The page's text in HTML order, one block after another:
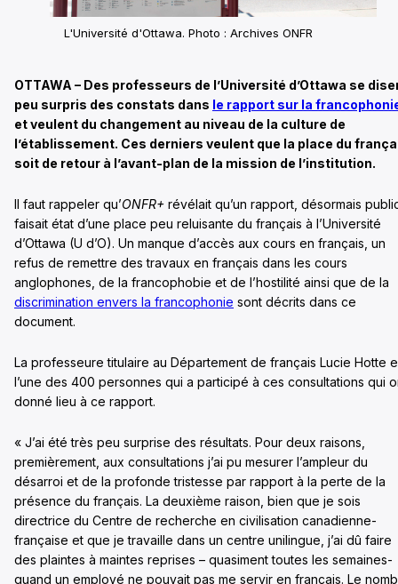
L'Université d'Ottawa. Photo : Archives ONFR
OTTAWA – Des professeurs de l’Université d’Ottawa se
peu surpris des constats dans le rapport sur la
et veulent du changement au niveau de la culture de
l’établissement. Ces derniers veulent que la place du
soit de retour à l’avant-plan de la mission de l’institution.
Il faut rappeler qu’ONFR+ révélait qu’un rapport, désormais
faisait état d’une place peu reluisante du français à l’Université
d’Ottawa (U d’O). Un manque d’accès aux cours en français, un
refus de remettre des travaux en français dans les cours
anglophones, de la francophobie et de l’hostilité ainsi que de la
discrimination envers la francophonie sont décrits dans ce
document.
La professeure titulaire au Département de français Lucie Hotte
l’une des 400 personnes qui a participé à ces consultations qui
donné lieu à ce rapport.
« J’ai été très peu surprise des résultats. Pour deux raisons,
premièrement, aux consultations j’ai pu mesurer l’ampleur du
désarroi et de la profonde tristesse par rapport à la perte de la
présence du français. La deuxième raison, bien que je sois
directrice du Centre de recherche en civilisation canadienne-
française et que je travaille dans un centre unilingue, j’ai dû faire
des plaintes à maintes reprises – quasiment toutes les semaines-
quand un employé ne pouvait pas me servir en français. Le